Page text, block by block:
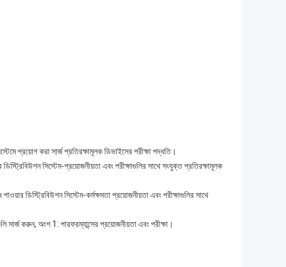
প্রয়োগ করা সার্জ প্রতিরক্ষামূলক ডিভাইসের পরীক্ষা পদ্ধতি।
সিস্টেম-প্রয়োজনীয়তা এবং পরীক্ষাগুলির সাথে সংযুক্ত প্রতিরক্ষামূলক
ডিস্ট্রিবিউশন সিস্টেম-কর্মক্ষমতা প্রয়োজনীয়তা এবং পরীক্ষাগুলির সাথে
করুন, অংশ 1: ​​পারফরম্যান্সের প্রয়োজনীয়তা এবং পরীক্ষা।